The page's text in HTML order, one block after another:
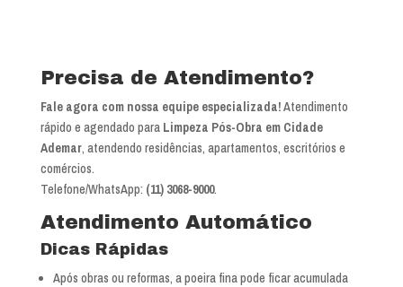
Precisa de Atendimento?
Fale agora com nossa equipe especializada!Atendimento
rápido e agendado para Limpeza Pós-Obra em Cidade
Ademar, atendendo residências, apartamentos, escritórios e
comércios.
Telefone/WhatsApp: (11) 3068-9000.
Atendimento Automático
Dicas Rápidas
Após obras ou reformas, a poeira fina pode ficar acumulada